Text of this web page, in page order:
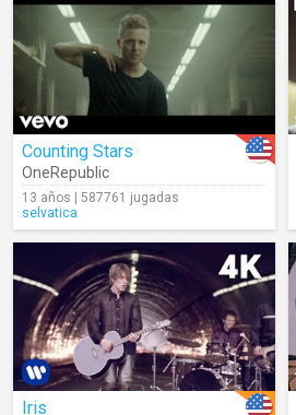
Counting Stars
OneRepublic
13 años | 587761 jugadas
selvatica
Iris